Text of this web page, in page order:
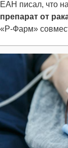
ЕАН писал, что
препарат от
«Р-Фарм»